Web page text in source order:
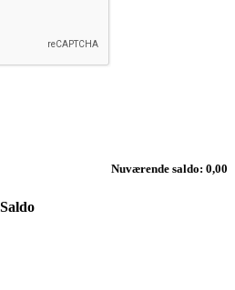
Nuværende saldo: 0,00
Saldo